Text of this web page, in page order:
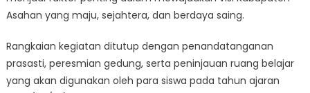
Asahan yang maju, sejahtera, dan berdaya saing.
Rangkaian kegiatan ditutup dengan penandatanganan
prasasti, peresmian gedung, serta peninjauan ruang belajar
yang akan digunakan oleh para siswa pada tahun ajaran